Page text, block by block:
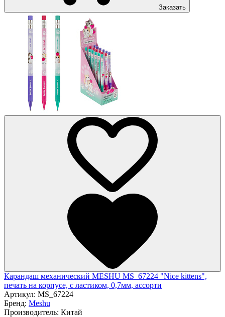
Заказать
Карандаш механический MESHU MS_67224 "Nice kittens",
печать на корпусе, с ластиком, 0,7мм, ассорти
Артикул: MS_67224
Бренд: Meshu
Производитель: Китай